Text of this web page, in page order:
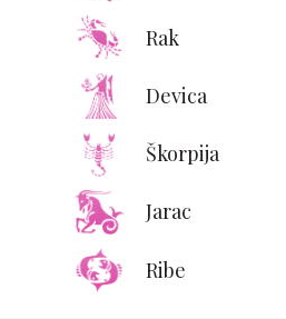
Rak
Devica
Škorpija
Jarac
Ribe